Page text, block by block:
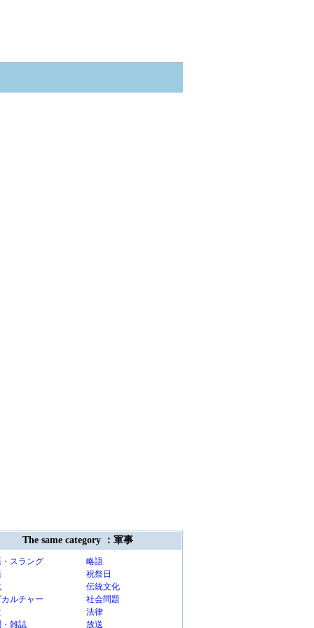
The same category ：軍事
スラング
略語
祝祭日
伝統文化
ルチャー
社会問題
法律
雑誌
放送